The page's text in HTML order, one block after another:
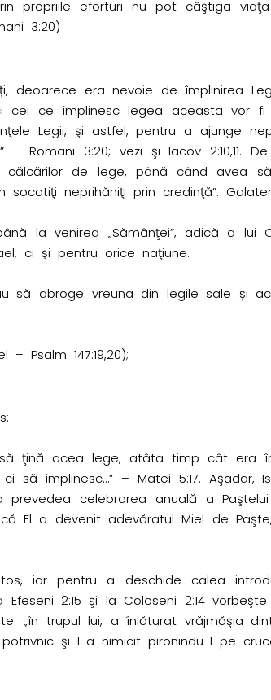
propriile eforturi nu pot câştiga
3:20)
era nevoie de împlinirea
ce împlinesc legea aceasta vor fi
Legii, şi astfel, pentru a ajunge
3:20; vezi şi Iacov 2:10,11.
de lege, până când avea
neprihăniţi prin credinţă”. Galateni
la venirea „Sămânţei”, adică a lui
ci şi pentru orice naţiune.
să abroge vreuna din legile sale și
Psalm 147:19,20);
ţină acea lege, atâta timp cât era
împlinesc…” – Matei 5:17. Aşadar,
celebrarea anuală a
El a devenit adevăratul Miel de
iar pentru a deschide calea
2:15 şi la Coloseni 2:14
trupul lui, a înlăturat vrăjmăşia
şi l-a nimicit pironindu-l pe